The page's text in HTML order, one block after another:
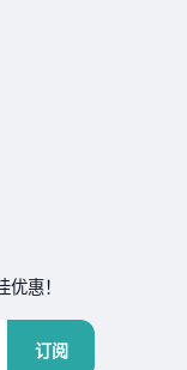
惠！
订阅